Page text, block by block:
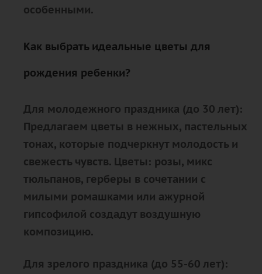
особенными.
Как выбрать идеальные цветы для
рождения ребенки?
Для молодежного праздника (до 30 лет):
Предлагаем цветы в нежных, пастельных
тонах, которые подчеркнут молодость и
свежесть чувств. Цветы: розы, микс
тюльпанов, герберы в сочетании с
милыми ромашками или ажурной
гипсофилой создадут воздушную
композицию.
Для зрелого праздника (до 55-60 лет):